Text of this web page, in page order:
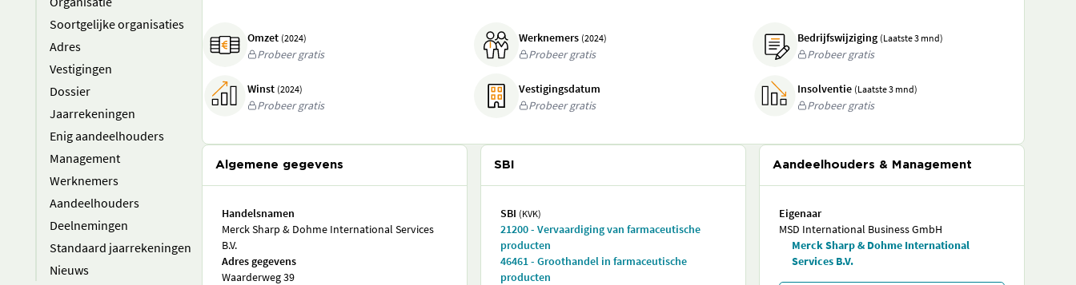
Soortgelijke organisaties
Adres
Vestigingen
Dossier
Jaarrekeningen
Enig aandeelhouders
Management
Werknemers
Aandeelhouders
Deelnemingen
Standaard jaarrekeningen
Nieuws
Omzet (2024)
Probeer gratis
Werknemers (2024)
Probeer gratis
Bedrijfswijziging (Laatste 3 mnd)
Probeer gratis
Winst (2024)
Probeer gratis
Vestigingsdatum
Probeer gratis
Insolventie (Laatste 3 mnd)
Probeer gratis
Algemene gegevens
Handelsnamen
Merck Sharp & Dohme International Services
B.V.
Adres gegevens
Waarderweg 39
SBI
SBI (KVK)
21200 - Vervaardiging van farmaceutische
producten
46461 - Groothandel in farmaceutische
producten
Aandeelhouders & Management
Eigenaar
MSD International Business GmbH
Merck Sharp & Dohme International
Services B.V.